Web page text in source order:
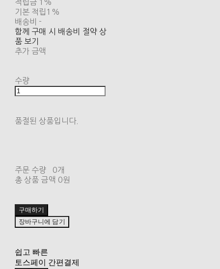
적립금 1%
기본 적립 1%
배송비 -
함께 구매 시 배송비 절약 상
품 보기
추가 금액
수량
품절된 상품입니다.
주문 수량
0개
총 상품 금액 0원
구매하기
장바구니에 담기
쉽고 빠른
토스페이 간편결제